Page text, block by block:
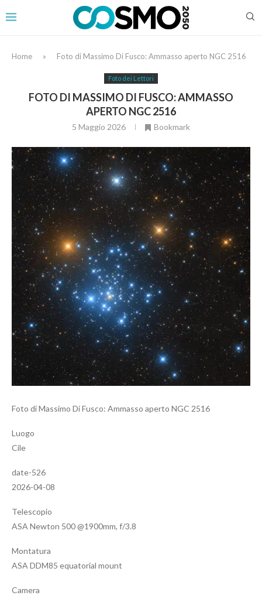
Home » Foto di Massimo Di Fusco: Ammasso aperto NGC 2516
Foto dei Lettori
FOTO DI MASSIMO DI FUSCO: AMMASSO
APERTO NGC 2516
5 Maggio 2026 Bookmark
Foto di Massimo Di Fusco: Ammasso aperto NGC 2516
Luogo
Cile
date-526
2026-04-08
Telescopio
ASA Newton 500 @1900mm, f/3.8
Montatura
ASA DDM85 equatorial mount
Camera